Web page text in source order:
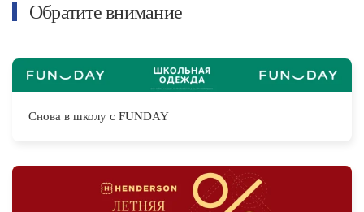
Обратите внимание
Снова в школу с FUNDAY